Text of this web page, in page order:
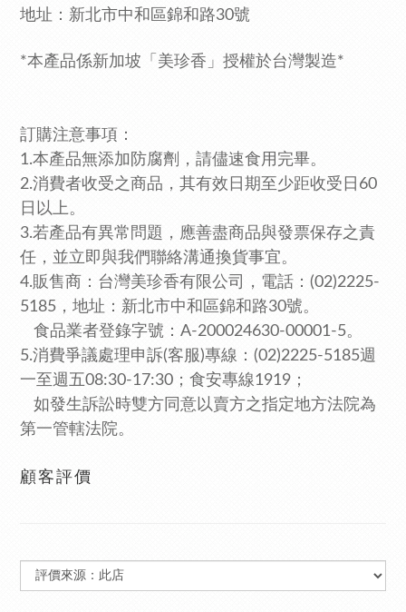
地址：新北市中和區錦和路30號
*本產品係新加坡「美珍香」授權於台灣製造*
訂購注意事項：
1.本產品無添加防腐劑，請儘速食用完畢。
2.消費者收受之商品，其有效日期至少距收受日60
日以上。
3.若產品有異常問題，應善盡商品與發票保存之責
任，並立即與我們聯絡溝通換貨事宜。
4.販售商：台灣美珍香有限公司，電話：(02)2225-
5185， 地址：新北市中和區錦和路30號。
食品業者登錄字號：A-200024630-00001-5。
5.消費爭議處理申訴(客服)專線：(02)2225-5185週
一至週五08:30-17:30；食安專線1919 ；
如發生訴訟時雙方同意以賣方之指定地方法院為
第一管轄法院。
顧客評價